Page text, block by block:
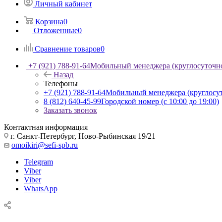
Личный кабинет
Корзина0
Отложенные0
Сравнение товаров0
+7 (921) 788-91-64Мобильный менеджера
Назад
Телефоны
+7 (921) 788-91-64Мобильный менеджера
8 (812) 640-45-99Городской номер (с 10:00 до 19:00)
Заказать звонок
Контактная информация
г. Санкт-Петербург, Ново-Рыбинская 19/21
omoikiri@sefi-spb.ru
Telegram
Viber
Viber
WhatsApp